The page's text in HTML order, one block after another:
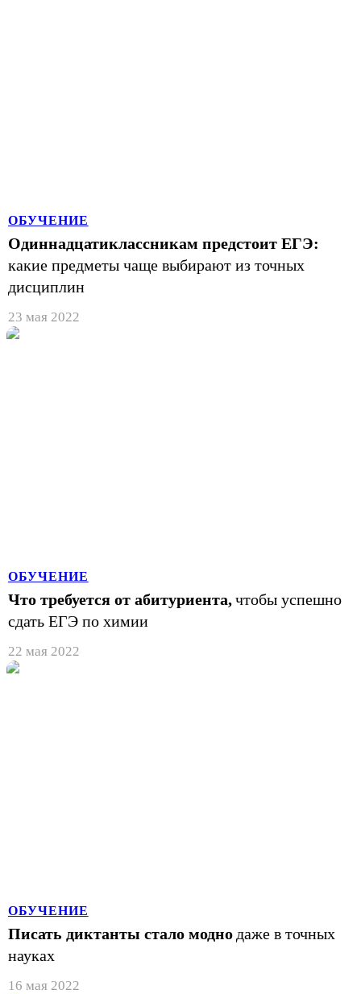
ОБУЧЕНИЕ
Одиннадцатиклассникам предстоит ЕГЭ:
какие предметы чаще выбирают из точных
дисциплин
23 мая 2022
ОБУЧЕНИЕ
Что требуется от абитуриента,чтобы успешно
сдать ЕГЭ по химии
22 мая 2022
ОБУЧЕНИЕ
Писать диктанты стало модно даже в точных
науках
16 мая 2022